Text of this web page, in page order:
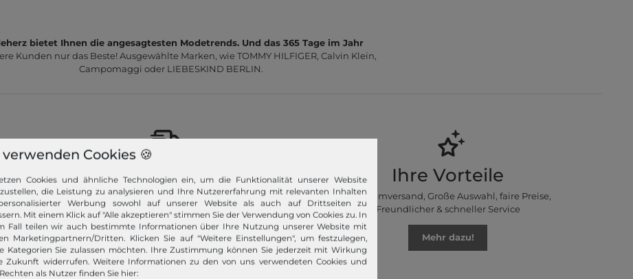
bietet Ihnen die angesagtesten Modetrends. Und das 365 Tage im Jahr
Kunden nur das Beste! Ausgewählte Marken, wie TOMMY HILFIGER, Calvin Klein,
Campomaggi oder LIEBESKIND BERLIN.
Schneller Versand!
Wir versenden Ihre Bestellung schnell per
Premiumversand.
Mehr dazu!
Ihre Vorteile
Premiumversand, Große Auswahl, faire Preise,
Freundlicher & schneller Service
Mehr dazu!
Cookies 🍪
Cookies und ähnliche Technologien ein, um die Funktionalität unserer Website
die Leistung zu analysieren und Ihre Nutzererfahrung mit relevanten Inhalten
Werbung sowohl auf unserer Website als auch auf Drittseiten zu
Mit einem Klick auf "Alle akzeptieren" stimmen Sie der Verwendung von Cookies zu. In
Fall teilen wir auch bestimmte Informationen über Ihre Nutzung unserer Website mit
Marketingpartnern/Dritten. Klicken Sie auf "Weitere Einstellungen", um festzulegen,
Kategorien Sie zulassen möchten. Ihre Zustimmung können Sie jederzeit mit Wirkung
Zukunft widerrufen. Weitere Informationen zu den von uns verwendeten Cookies und
als Nutzer finden Sie hier: